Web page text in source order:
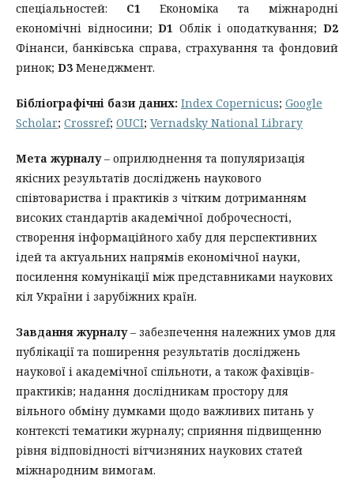
спеціальностей: С1 Економіка та міжнародні
економічні відносини;D1 Облік і оподаткування;D2
Фінанси, банківська справа, страхування та фондовий
ринок; D3 Менеджмент.
Бібліографічні бази даних: Index Copernicus; Google
Scholar; Crossref; OUCI; Vernadsky National Library
Мета журналу– оприлюднення та популяризація
якісних результатів досліджень наукового
співтовариства і практиків з чітким дотриманням
високих стандартів академічної доброчесності,
створення інформаційного хабу для перспективних
ідей та актуальних напрямів економічної науки,
посилення комунікації між представниками наукових
кіл України і зарубіжних країн.
Завдання журналу– забезпечення належних умов для
публікації та поширення результатів досліджень
наукової і академічної спільноти, а також фахівців-
практиків; надання дослідникам простору для
вільного обміну думками щодо важливих питань у
контексті тематики журналу; сприяння підвищенню
рівня відповідності вітчизняних наукових статей
міжнародним вимогам.